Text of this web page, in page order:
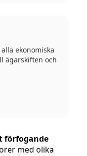
ekonomiska
ägarskiften och
förfogande
med olika